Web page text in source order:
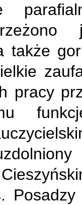
także
pracy